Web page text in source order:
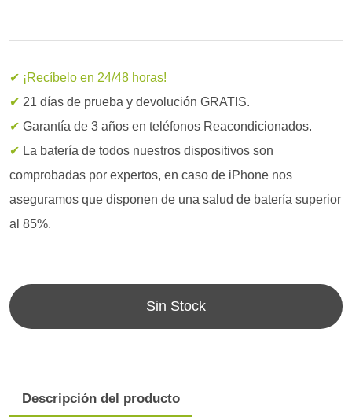
✔ ¡Recíbelo en 24/48 horas!
✔ 21 días de prueba y devolución GRATIS.
✔ Garantía de 3 años en teléfonos Reacondicionados.
✔ La batería de todos nuestros dispositivos son
comprobadas por expertos, en caso de iPhone nos
aseguramos que disponen de una salud de batería superior
al 85%.
Sin Stock
Descripción del producto